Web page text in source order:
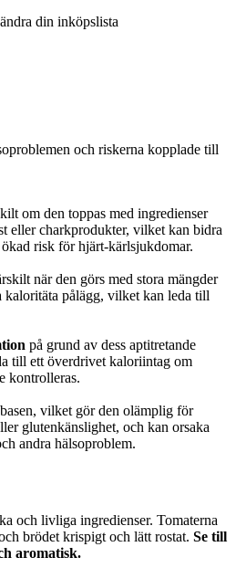
din inköpslista
och riskerna kopplade till
om den toppas med ingredienser
eller charkprodukter, vilket kan bidra
risk för hjärt-kärlsjukdomar.
när den görs med stora mängder
kaloritäta pålägg, vilket kan leda till
på grund av dess aptitretande
till ett överdrivet kaloriintag om
kontrolleras.
vilket gör den olämplig för
glutenkänslighet, och kan orsaka
andra hälsoproblem.
och livliga ingredienser. Tomaterna
brödet krispigt och lätt rostat. Se till
aromatisk.